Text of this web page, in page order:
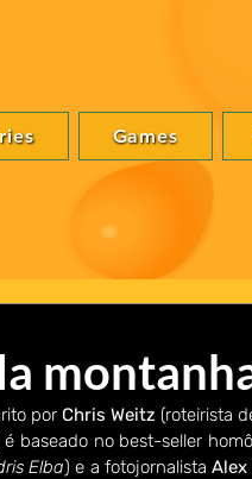
Games
por Chris Weitz (roteirista
é baseado no best-seller
Elba) e a fotojornalista Alex